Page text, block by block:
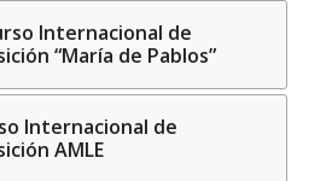
Internacional de
“María de Pablos”
Internacional de
AMLE